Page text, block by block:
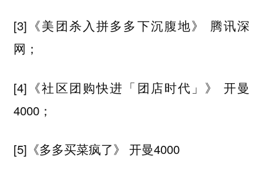
[3]《美团杀入拼多多下沉腹地》 腾讯深
网；
[4]《社区团购快进「团店时代」》 开曼
4000；
[5]《多多买菜疯了》 开曼4000